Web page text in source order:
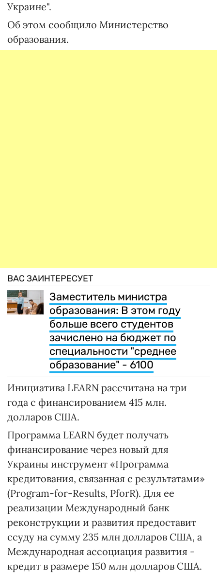
Украине".
Об этом сообщило Министерство
образования.
ВАС ЗАИНТЕРЕСУЕТ
Заместитель министра
образования: В этом году
больше всего студентов
зачислено на бюджет по
специальности "среднее
образование" - 6100
Инициатива LEARN рассчитана на три
года с финансированием 415 млн.
долларов США.
Программа LEARN будет получать
финансирование через новый для
Украины инструмент «Программа
кредитования, связанная с результатами»
(Program-for-Results, PforR). Для ее
реализации Международный банк
реконструкции и развития предоставит
ссуду на сумму 235 млн долларов США, а
Международная ассоциация развития -
кредит в размере 150 млн долларов США.